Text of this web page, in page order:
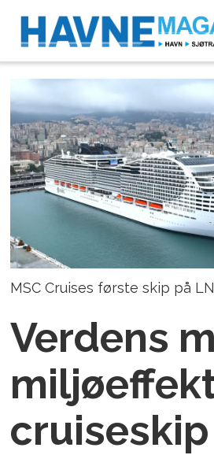
MSC Cruises første skip på
Verdens
cruiseskip